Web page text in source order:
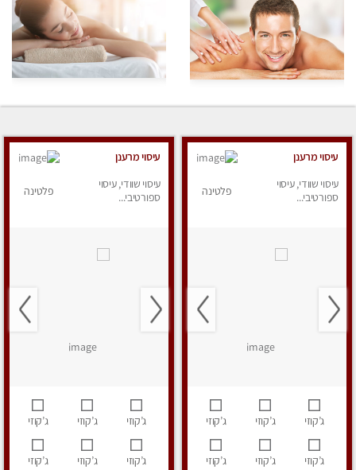
עיסוי מרענן
עיסוי שוודי, עיסוי
ספורטיבי...
פלטינה
ג’קוזי ג’קוזי ג’קוזי
ג’קוזי ג’קוזי ג’קוזי
עיסוי מרענן
עיסוי שוודי, עיסוי
ספורטיבי...
פלטינה
ג’קוזי ג’קוזי ג’קוזי
ג’קוזי ג’קוזי ג’קוזי